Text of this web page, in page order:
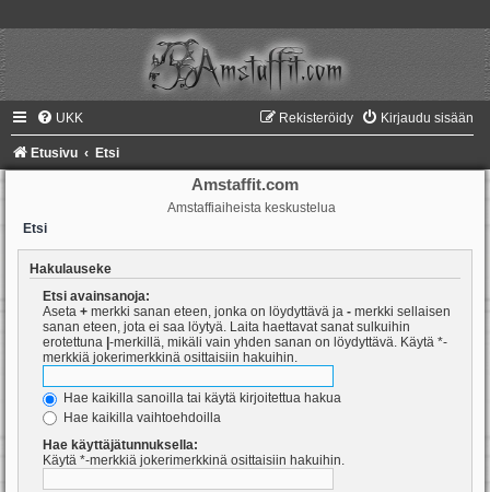
UKK Kirjaudu sisään
Rekisteröidy
Etusivu Etsi
Amstaffit.com
Amstaffiaiheista keskustelua
Etsi
Hakulauseke
Etsi avainsanoja:
Aseta + merkki sanan eteen, jonka on löydyttävä ja - merkki sellaisen
sanan eteen, jota ei saa löytyä. Laita haettavat sanat sulkuihin
erotettuna -merkillä, mikäli vain yhden sanan on löydyttävä. Käytä *-
merkkiä jokerimerkkinä osittaisiin hakuihin.
Hae kaikilla sanoilla tai käytä kirjoitettua hakua
Hae kaikilla vaihtoehdoilla
Hae käyttäjätunnuksella:
Käytä *-merkkiä jokerimerkkinä osittaisiin hakuihin.